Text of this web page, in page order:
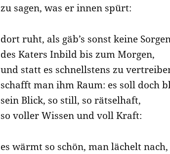
zu sagen, was er innen spürt:
dort ruht, als gäb’s sonst kei­ne
des Katers Inbild bis zum Morgen,
und statt es schnells­tens zu
schafft man ihm Raum: es soll doch
sein Blick, so still, so rätselhaft,
so vol­ler Wis­sen und voll Kraft:
es wärmt so schön, man lächelt nach,